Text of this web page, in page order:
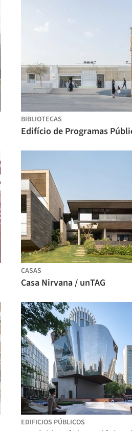
BIBLIOTECAS
CASAS
Casa Nirvana / unTAG
EDIFICIOS PÚBLICOS